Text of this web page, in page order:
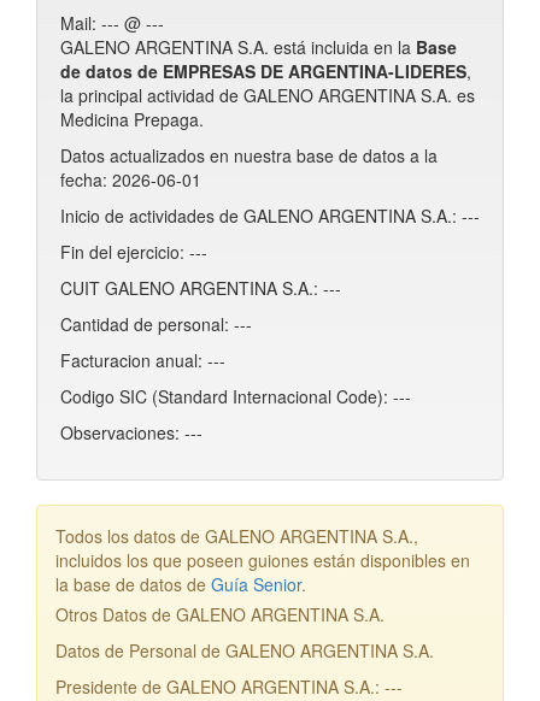
Mail: --- @ ---
GALENO ARGENTINA S.A. está incluida en la Base
de datos de EMPRESAS DE ARGENTINA-LIDERES,
la principal actividad de GALENO ARGENTINA S.A. es
Medicina Prepaga.
Datos actualizados en nuestra base de datos a la
fecha: 2026-06-01
Inicio de actividades de GALENO ARGENTINA S.A.: ---
Fin del ejercicio: ---
CUIT GALENO ARGENTINA S.A.: ---
Cantidad de personal: ---
Facturacion anual: ---
Codigo SIC (Standard Internacional Code): ---
Observaciones: ---
Todos los datos de GALENO ARGENTINA S.A.,
incluidos los que poseen guiones están disponibles en
la base de datos de Guía Senior.
Otros Datos de GALENO ARGENTINA S.A.
Datos de Personal de GALENO ARGENTINA S.A.
Presidente de GALENO ARGENTINA S.A.: ---